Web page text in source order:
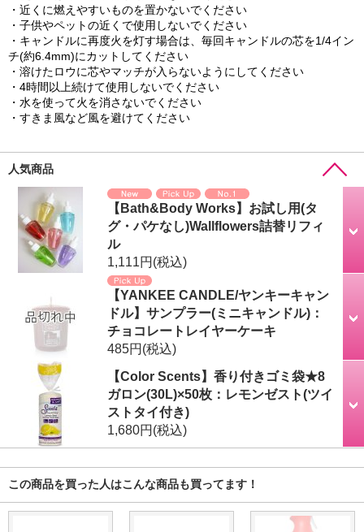
・近くに燃えやすいものを置かないでください
・子供やペットの近くで使用しないでください
・キャンドルに再度火を灯す場合は、毎回キャンドルの芯を1/4イン
チ(約6.4mm)にカットしてください
・溶けたロウに芯やマッチが入らないようにしてください
・4時間以上続けて使用しないでください
・水を使って火を消さないでください
・すきま風など風を避けてください
人気商品
【Bath&Body Works】お試し用(タ
グ・パケなし)Wallflowers詰替リフィ
ル
1,111円 (税込)
【YANKEE CANDLE/ヤンキーキャン
ドル】サンプラー(ミニキャンドル)：
チョコレートレイヤーケーキ
485円 (税込)
【Color Scents】香り付きゴミ袋★8
ガロン(30L)×50枚：レモンゼスト(ツイ
ストタイ付き)
1,680円 (税込)
この商品を買った人はこんな商品も買ってます！